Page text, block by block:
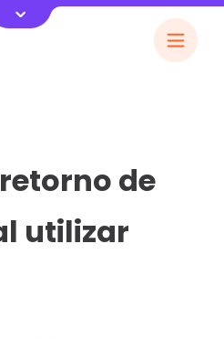
de
utilizar